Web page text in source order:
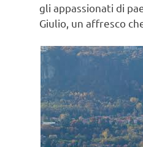
gli appassionati di
Giulio, un affresco